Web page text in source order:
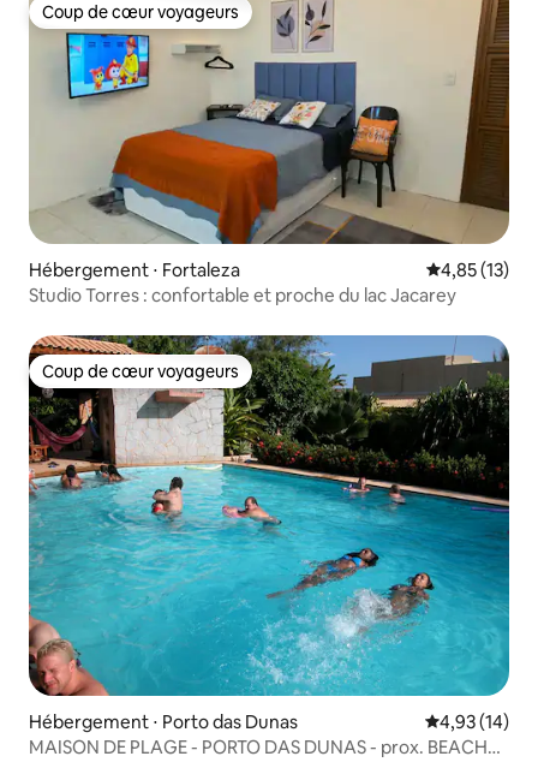
Coup de cœur voyageurs
Coup de cœur voyageurs
Hébergement ⋅ Fortaleza Évaluation
4,85 (13)
Studio Torres : confortable et proche du lac Jacarey
Coup de cœur voyageurs
Coup de cœur voyageurs
Hébergement ⋅ Porto das Dunas Évaluation
4,93 (14)
MAISON DE PLAGE - PORTO DAS DUNAS - prox. BEACH